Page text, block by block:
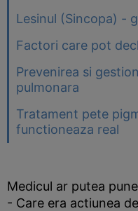
Lesinul (Sincopa) -
Factori care pot
Prevenirea si
pulmonara
Tratament pete
functioneaza real
Medicul ar putea
- Care era actiunea